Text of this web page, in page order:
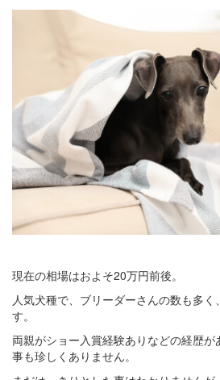
現在の相場はおよそ20万円前後。
人気犬種で、ブリーダーさんの数も多く
す。
両親がショー入賞経験ありなどの経歴
事も珍しくありません。